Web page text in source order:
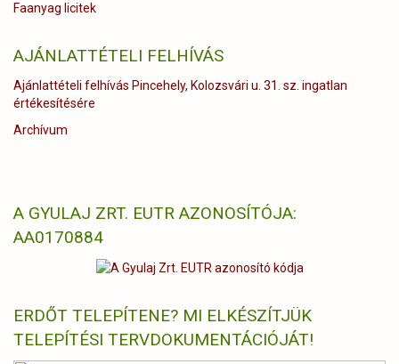
Faanyag licitek
AJÁNLATTÉTELI FELHÍVÁS
Ajánlattételi felhívás Pincehely, Kolozsvári u. 31. sz. ingatlan
értékesítésére
Archívum
A GYULAJ ZRT. EUTR AZONOSÍTÓJA:
AA0170884
ERDŐT TELEPÍTENE? MI ELKÉSZÍTJÜK
TELEPÍTÉSI TERVDOKUMENTÁCIÓJÁT!